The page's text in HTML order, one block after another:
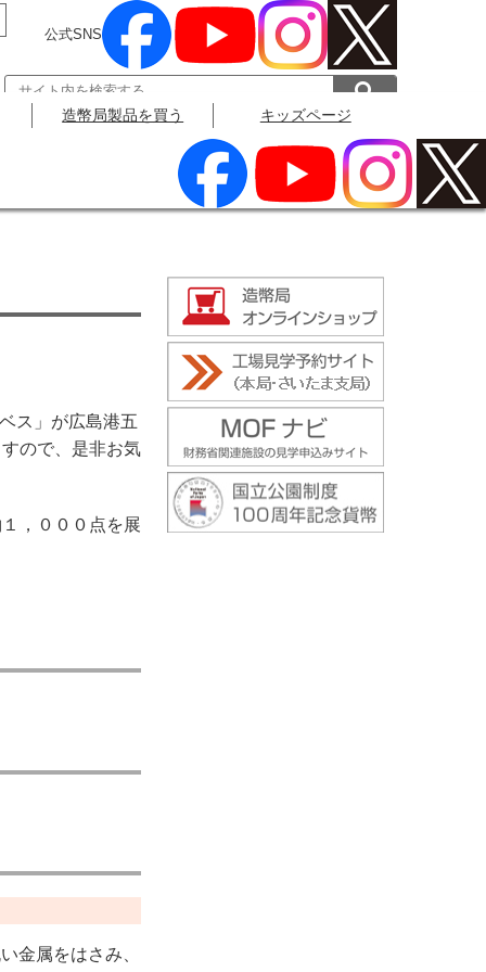
公式SNS
造幣局製品を買う キッズページ
ス」が広島港五
ので、是非お気
，０００点を展
金属をはさみ、